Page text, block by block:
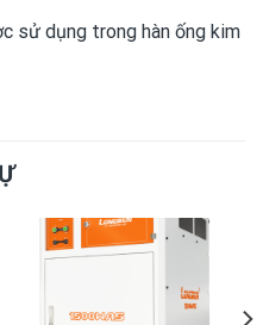
sử dụng trong hàn ống kim